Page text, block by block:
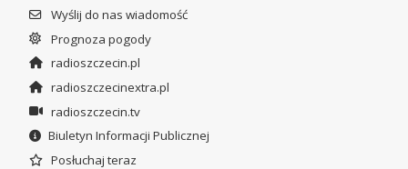
Wyślij do nas wiadomość
Prognoza pogody
radioszczecin.pl
radioszczecinextra.pl
radioszczecin.tv
Biuletyn Informacji Publicznej
Posłuchaj teraz